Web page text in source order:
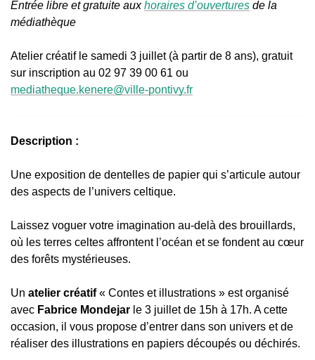
Entrée libre et gratuite auxhoraires d’ouvertures de la
médiathèque
Atelier créatif le samedi 3 juillet (à partir de 8 ans), gratuit
sur inscription au 02 97 39 00 61 ou
mediatheque.kenere@ville-pontivy.fr
Description :
Une exposition de dentelles de papier qui s’articule autour
des aspects de l’univers celtique.
Laissez voguer votre imagination au-delà des brouillards,
où les terres celtes affrontent l’océan et se fondent au cœur
des forêts mystérieuses.
Un atelier créatif« Contes et illustrations » est organisé
avec Fabrice Mondejar le 3 juillet de 15h à 17h. A cette
occasion, il vous propose d’entrer dans son univers et de
réaliser des illustrations en papiers découpés ou déchirés.